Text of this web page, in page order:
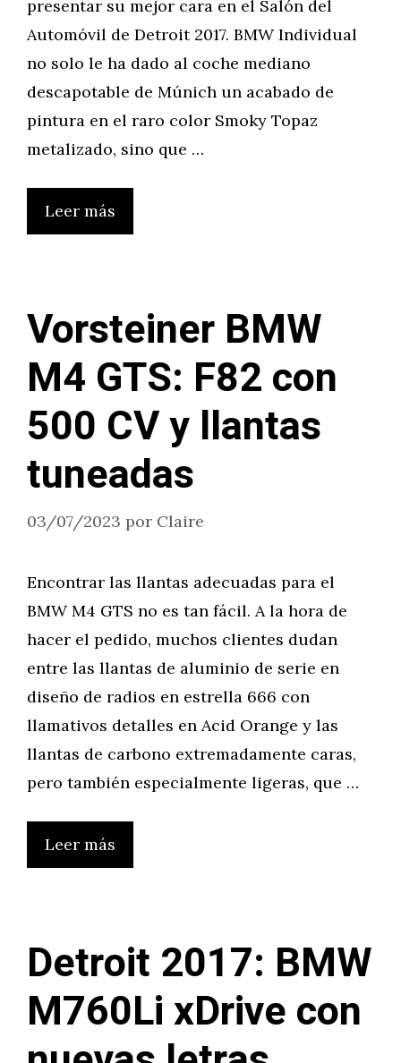
presentar su mejor cara en el Salón del
Automóvil de Detroit 2017. BMW Individual
no solo le ha dado al coche mediano
descapotable de Múnich un acabado de
pintura en el raro color Smoky Topaz
metalizado, sino que …
Leer más
Vorsteiner BMW
M4 GTS: F82 con
500 CV y llantas
tuneadas
03/07/2023 por Claire
Encontrar las llantas adecuadas para el
BMW M4 GTS no es tan fácil. A la hora de
hacer el pedido, muchos clientes dudan
entre las llantas de aluminio de serie en
diseño de radios en estrella 666 con
llamativos detalles en Acid Orange y las
llantas de carbono extremadamente caras,
pero también especialmente ligeras, que …
Leer más
Detroit 2017: BMW
M760Li xDrive con